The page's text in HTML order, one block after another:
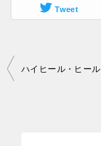
Tweet
投